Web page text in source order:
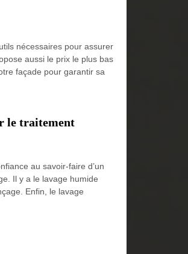
nécessaires pour assurer
aussi le prix le plus bas
façade pour garantir sa
le traitement
au savoir-faire d’un
Il y a le lavage humide
Enfin, le lavage